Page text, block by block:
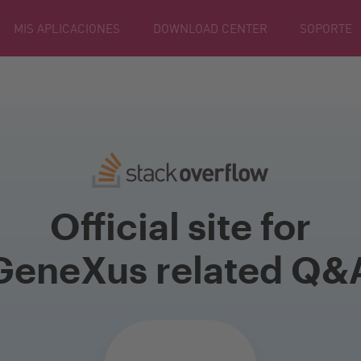
MIS APLICACIONES DOWNLOAD CENTER SOPORTE
Official site for
related